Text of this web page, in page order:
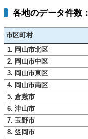
各地のデータ件数
市区町村
1. 岡山市北区
2. 岡山市中区
3. 岡山市東区
4. 岡山市南区
5. 倉敷市
6. 津山市
7. 玉野市
8. 笠岡市